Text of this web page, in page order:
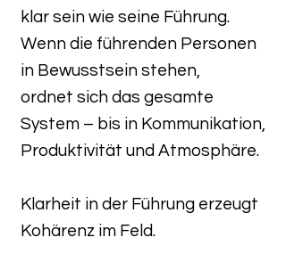
klar sein wie seine Führung.
Wenn die führenden Personen
in Bewusstsein stehen,
ordnet sich das gesamte
System – bis in Kommunikation,
Produktivität und Atmosphäre.
Klarheit in der Führung erzeugt
Kohärenz im Feld.